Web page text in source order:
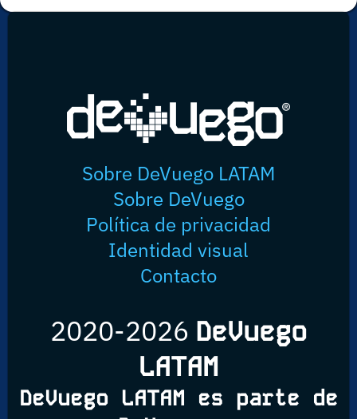
Sobre DeVuego LATAM
Sobre DeVuego
Política de privacidad
Identidad visual
Contacto
2020-2026 DeVuego
LATAM
DeVuego LATAM es parte de